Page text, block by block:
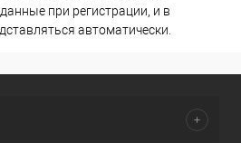
при регистрации, и в
автоматически.